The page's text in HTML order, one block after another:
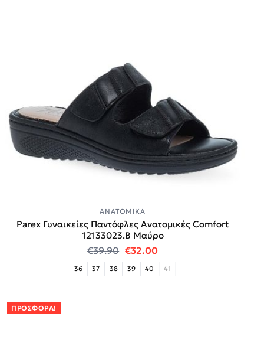
ΑΝΑΤΟΜΙΚΆ
Parex Γυναικείες Παντόφλες Ανατομικές Comfort
12133023.B Μαύρο
€39.90 Original price was: €39.90.
€32.00Η τρέχουσα τιμή
36 37 38 39 40 41
ΠΡΟΣΦΟΡΆ!